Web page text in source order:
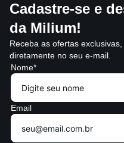
Cadastre-se e
da Milium!
Receba as ofertas
diretamente no seu e-mail.
Nome*
Email